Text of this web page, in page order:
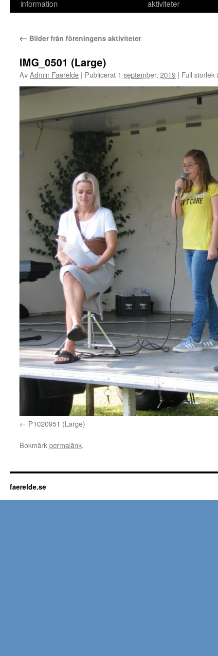
information
aktiviteter
← Bilder från föreningens aktiviteter
IMG_0501 (Large)
AvAdmin Faerelde | Publicerat 1 september, 2019 | Full
P1020951 (Large)
Bokmärkpermalänk.
faerelde.se